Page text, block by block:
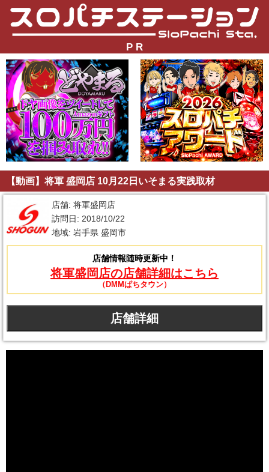
P R
【動画】将軍 盛岡店 10月22日いそまる実践取材
店舗: 将軍盛岡店
訪問日: 2018/10/22
地域: 岩手県 盛岡市
店舗情報随時更新中！
将軍盛岡店の店舗詳細はこちら
（DMMぱちタウン）
店舗詳細